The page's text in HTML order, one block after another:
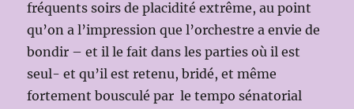
fréquents soirs de placidité extrême, au point
qu’on a l’impression que l’orchestre a envie de
bondir – et il le fait dans les parties où il est
seul- et qu’il est retenu, bridé, et même
fortement bousculé par le tempo sénatorial